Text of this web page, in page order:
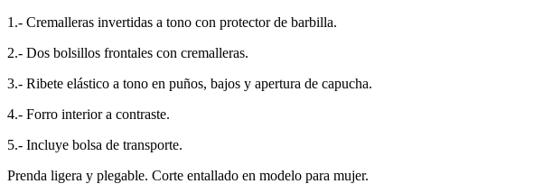
1.- Cremalleras invertidas a tono con protector de barbilla.
2.- Dos bolsillos frontales con cremalleras.
3.- Ribete elástico a tono en puños, bajos y apertura de capucha.
4.- Forro interior a contraste.
5.- Incluye bolsa de transporte.
Prenda ligera y plegable. Corte entallado en modelo para mujer.